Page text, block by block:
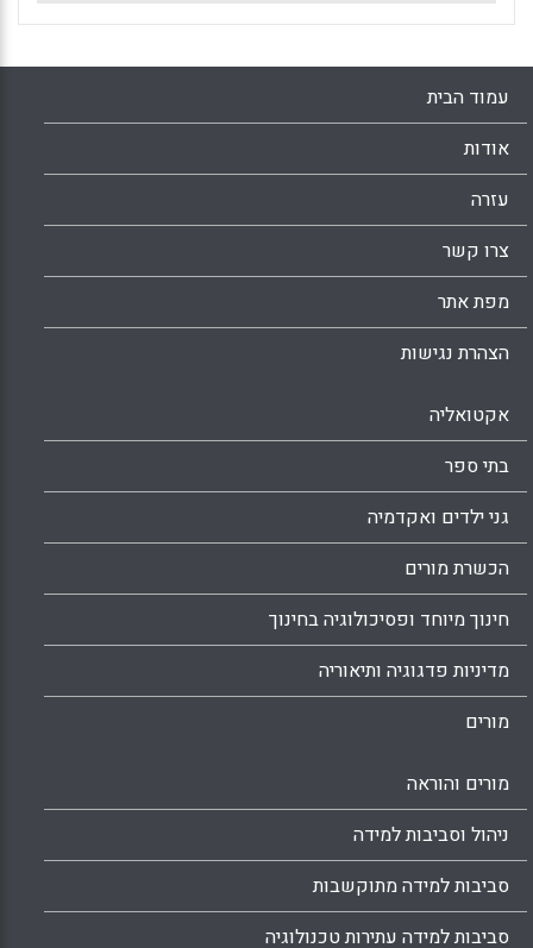
עמוד הבית
אודות
עזרה
צרו קשר
מפת אתר
הצהרת נגישות
אקטואליה
בתי ספר
גני ילדים ואקדמיה
הכשרת מורים
חינוך מיוחד ופסיכולוגיה בחינוך
מדיניות פדגוגיה ותיאוריה
מורים
מורים והוראה
ניהול וסביבות למידה
סביבות למידה מתוקשבות
סביבות למידה עתירות טכנולוגיה